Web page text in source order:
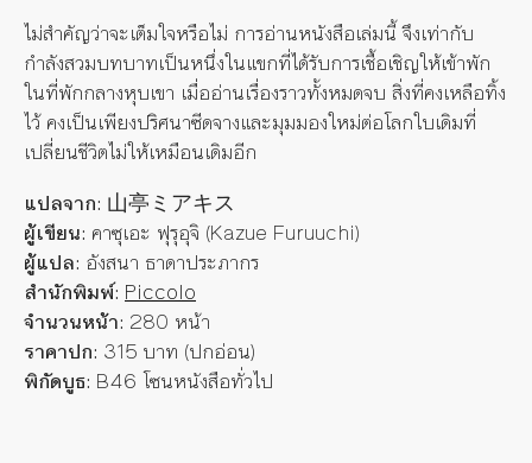
ไม่สำคัญว่าจะเต็มใจหรือไม่ การอ่านหนังสือเล่มนี้ จึงเท่ากับ
กำลังสวมบทบาทเป็นหนึ่งในแขกที่ได้รับการเชื้อเชิญให้เข้าพัก
ในที่พักกลางหุบเขา เมื่ออ่านเรื่องราวทั้งหมดจบ สิ่งที่คงเหลือทิ้ง
ไว้ คงเป็นเพียงปริศนาซีดจางและมุมมองใหม่ต่อโลกใบเดิมที่
เปลี่ยนชีวิตไม่ให้เหมือนเดิมอีก
แปลจาก: 山亭ミアキス
ผู้เขียน: คาซุเอะ ฟุรุอุจิ (Kazue Furuuchi)
ผู้แปล: อังสนา ธาดาประภากร
สำนักพิมพ์: Piccolo
จำนวนหน้า: 280 หน้า
ราคาปก: 315 บาท (ปกอ่อน)
พิกัดบูธ: B46 โซนหนังสือทั่วไป